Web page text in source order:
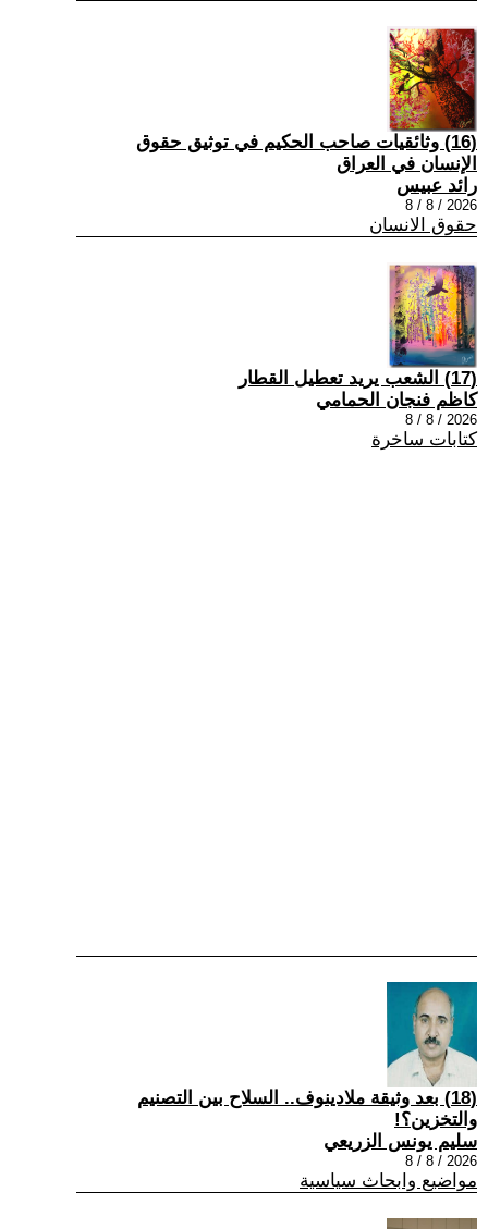
(16) وثائقيات صاحب الحكيم في توثيق حقوق
الإنسان في العراق
رائد عبيس
2026 / 8 / 8
حقوق الانسان
(17) الشعب يريد تعطيل القطار
كاظم فنجان الحمامي
2026 / 8 / 8
كتابات ساخرة
(18) بعد وثيقة ملادينوف.. السلاح بين التصنيم
والتخزين؟!
سليم يونس الزريعي
2026 / 8 / 8
مواضيع وابحاث سياسية